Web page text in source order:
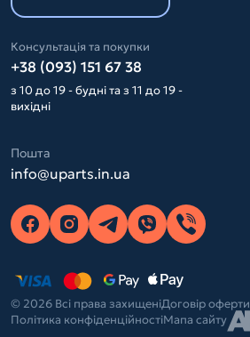
Консультація та покупки
+38 (093) 151 67 38
з 10 до 19 - будні та з 11 до 19 -
вихідні
Пошта
info@uparts.in.ua
© 2026 Всі права захищеніДоговір оферти
Політика конфіденційностіМапа сайту